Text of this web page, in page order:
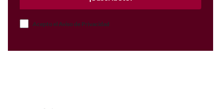
Acepto el Aviso de Privacidad